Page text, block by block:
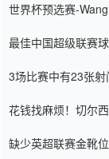
世界杯预选赛-
最佳中国超级联赛
3场比赛中有23张
花钱找麻烦！切尔
缺少英超联赛金靴